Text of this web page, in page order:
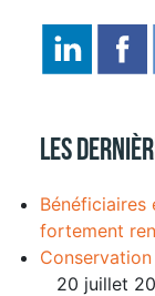
Les
fortement
20 juillet